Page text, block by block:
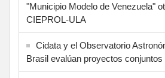
"Municipio Modelo de Venezuela"
CIEPROL-ULA
Cidata y el Observatorio
Brasil evalúan proyectos